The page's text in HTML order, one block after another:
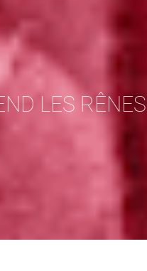
LES